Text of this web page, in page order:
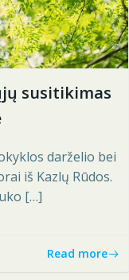
susitikimas
darželio bei
iš Kazlų Rūdos.
[…]
Read more